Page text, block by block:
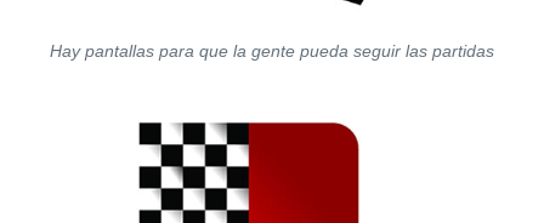
Hay pantallas para que la gente pueda seguir las partidas